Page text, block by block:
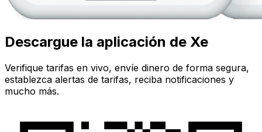
Descargue la aplicación de Xe
Verifique tarifas en vivo, envíe dinero de forma segura,
establezca alertas de tarifas, reciba notificaciones y
mucho más.